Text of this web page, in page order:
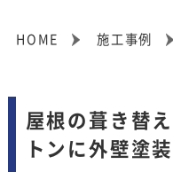
HOME 施工事例
屋根の葺き替
トンに外壁塗